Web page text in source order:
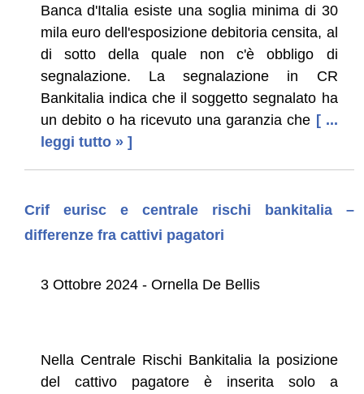
Banca d'Italia esiste una soglia minima di 30
mila euro dell'esposizione debitoria censita, al
di sotto della quale non c'è obbligo di
segnalazione. La segnalazione in CR
Bankitalia indica che il soggetto segnalato ha
un debito o ha ricevuto una garanzia che [ ...
leggi tutto » ]
Crif eurisc e centrale rischi bankitalia –
differenze fra cattivi pagatori
3 Ottobre 2024 - Ornella De Bellis
Nella Centrale Rischi Bankitalia la posizione
del cattivo pagatore è inserita solo a